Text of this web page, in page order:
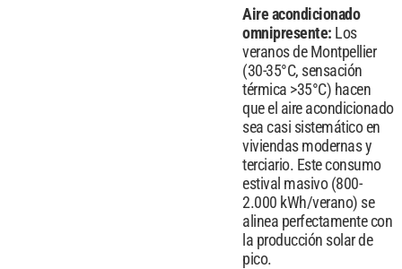
Aire acondicionado
omnipresente: Los
veranos de Montpellier
(30-35°C, sensación
térmica >35°C) hacen
que el aire acondicionado
sea casi sistemático en
viviendas modernas y
terciario. Este consumo
estival masivo (800-
2.000 kWh/verano) se
alinea perfectamente con
la producción solar de
pico.